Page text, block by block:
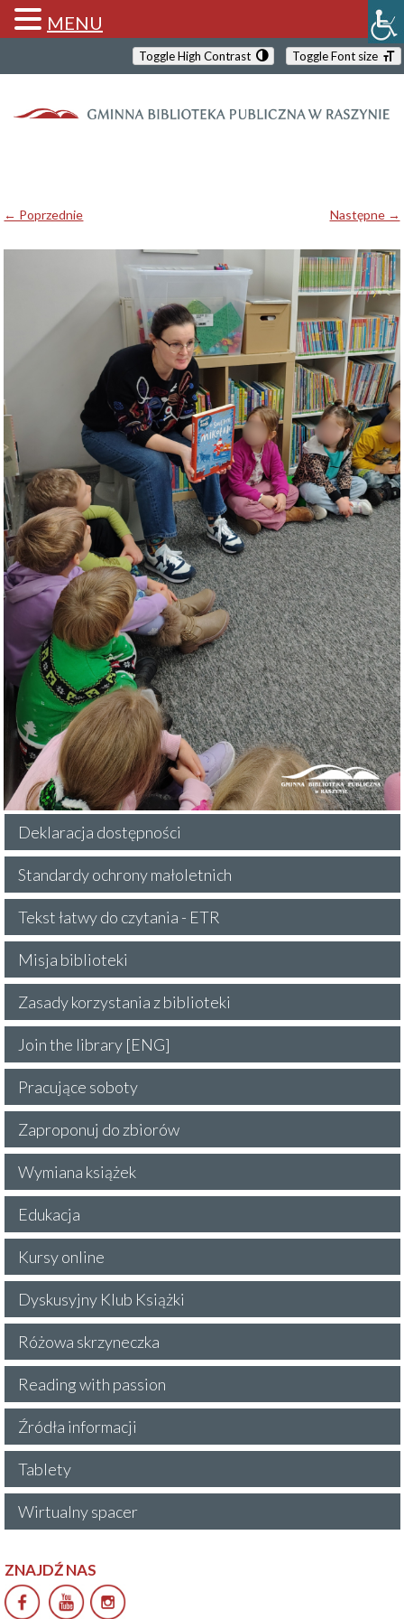
Toggle High Contrast Toggle Font size
← Poprzednie Następne →
Deklaracja dostępności
Standardy ochrony małoletnich
Tekst łatwy do czytania - ETR
Misja biblioteki
Zasady korzystania z biblioteki
Join the library [ENG]
Pracujące soboty
Zaproponuj do zbiorów
Wymiana książek
Edukacja
Kursy online
Dyskusyjny Klub Książki
Różowa skrzyneczka
Reading with passion
Źródła informacji
Tablety
Wirtualny spacer
ZNAJDŹ NAS
MENU